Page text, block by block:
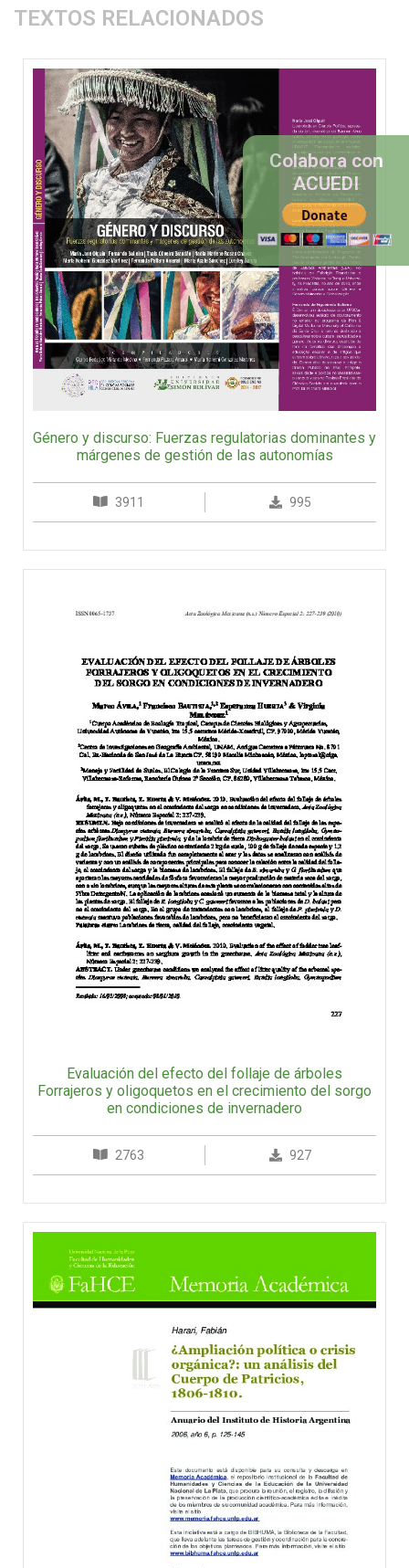
TEXTOS RELACIONADOS
Género y discurso: Fuerzas regulatorias dominantes y
márgenes de gestión de las autonomías
3911 995
Evaluación del efecto del follaje de árboles
Forrajeros y oligoquetos en el crecimiento del sorgo
en condiciones de invernadero
2763 927
Colabora con
ACUEDI